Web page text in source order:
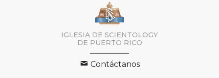
IGLESIA DE SCIENTOLOGY
DE PUERTO RICO
Contáctanos